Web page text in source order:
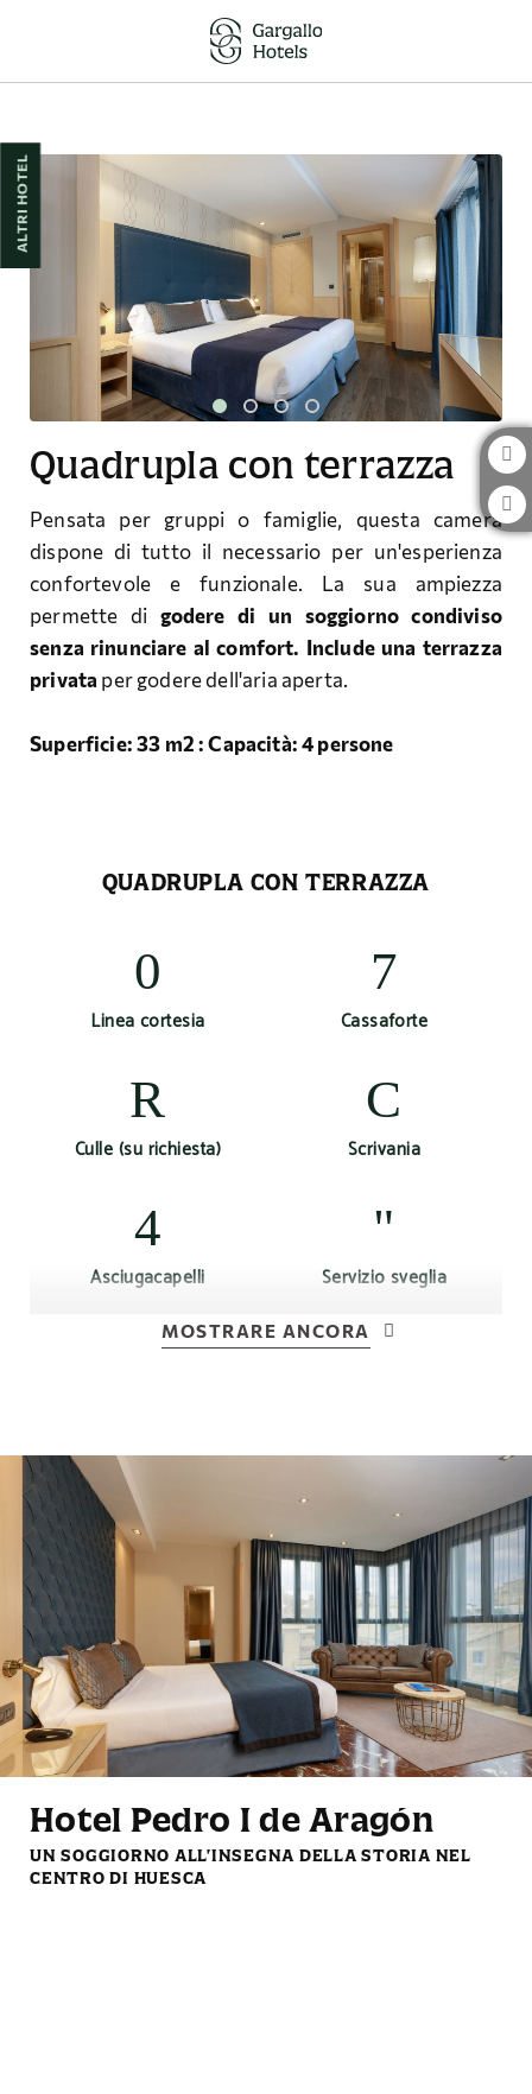
Quadrupla con terrazza
Pensata per gruppi o famiglie, questa camera
dispone di tutto il necessario per un'esperienza
confortevole e funzionale. La sua ampiezza
permette di godere di un soggiorno condiviso
senza rinunciare al comfort. Include una terrazza
privata per godere dell'aria aperta.
Superficie: 33 m2 : Capacità: 4 persone
QUADRUPLA CON TERRAZZA
Linea cortesia Cassaforte
Culle (su richiesta) Scrivania
Asciugacapelli Servizio sveglia
Teiera Elettrica Accesso alla palestra
Mini frigo Luci da lettura
TV LCD con servizi di
streaming
Set di caffè e tè di
MOSTRARE ANCORA
Hotel Pedro I de Aragón
UN SOGGIORNO ALL'INSEGNA DELLA STORIA NEL
CENTRO DI HUESCA
ALTRI HOTEL